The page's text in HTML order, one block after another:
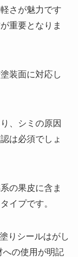
さが魅力です
重要となりま
装面に対応し
、シミの原因
は必須でしょ
の果皮に含ま
イプです。
りシールはがし
への使用が明記